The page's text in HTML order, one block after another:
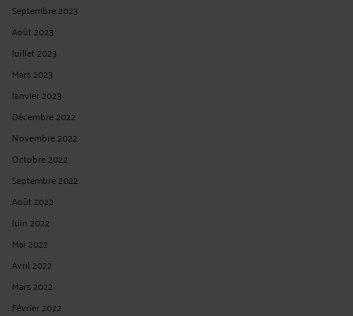
Septembre 2023
Août 2023
Juillet 2023
Mars 2023
Janvier 2023
Décembre 2022
Novembre 2022
Octobre 2022
Septembre 2022
Août 2022
Juin 2022
Mai 2022
Avril 2022
Mars 2022
Février 2022